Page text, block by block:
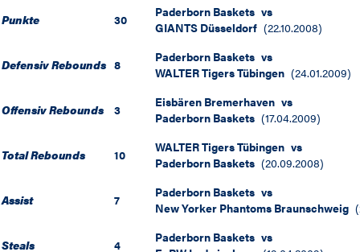
Punkte 30 Paderborn Baskets vs
GIANTS Düsseldorf (22.10.2008)
Defensiv Rebounds 8 Paderborn Baskets vs
WALTER Tigers Tübingen (24.01.2009)
Offensiv Rebounds 3 Eisbären Bremerhaven vs
Paderborn Baskets (17.04.2009)
Total Rebounds 10 WALTER Tigers Tübingen vs
Paderborn Baskets (20.09.2008)
Assist 7 Paderborn Baskets vs
New Yorker Phantoms Braunschweig (
Steals 4 Paderborn Baskets vs